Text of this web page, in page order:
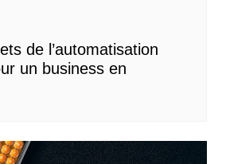
de l’automatisation
un business en